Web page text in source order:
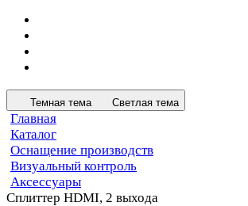
Темная тема Светлая тема
Главная
Каталог
Оснащение производств
Визуальный контроль
Аксессуары
Сплиттер HDMI, 2 выхода